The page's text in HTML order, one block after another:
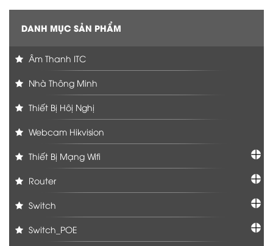
DANH MỤC SẢN PHẨM
Âm Thanh ITC
Nhà Thông Minh
Thiết Bị Hôị Nghị
Webcam Hikvision
Thiết Bị Mạng Wifi
Router
Switch
Switch_POE